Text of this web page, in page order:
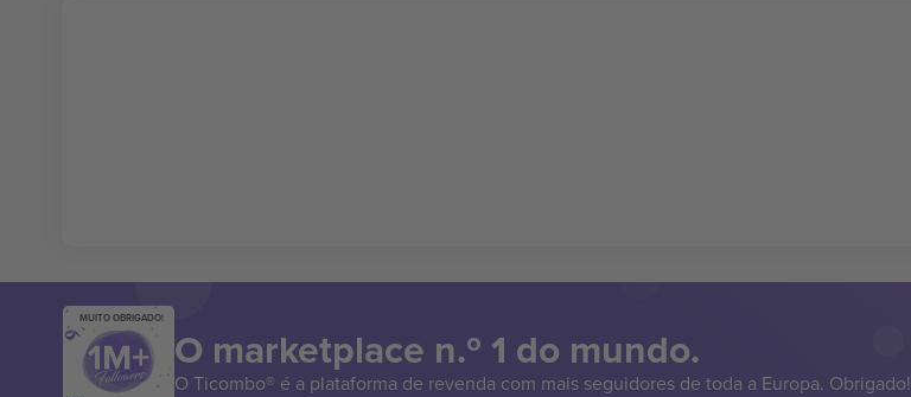
MUITO OBRIGADO!
O marketplace n.º 1 do mundo.
O Ticombo® é a plataforma de revenda com mais seguidores de toda a Europa. Obrigado!